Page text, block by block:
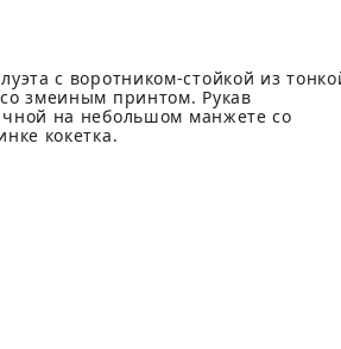
с воротником-стойкой из
змеиным принтом. Рукав
на небольшом манжете со
кокетка.